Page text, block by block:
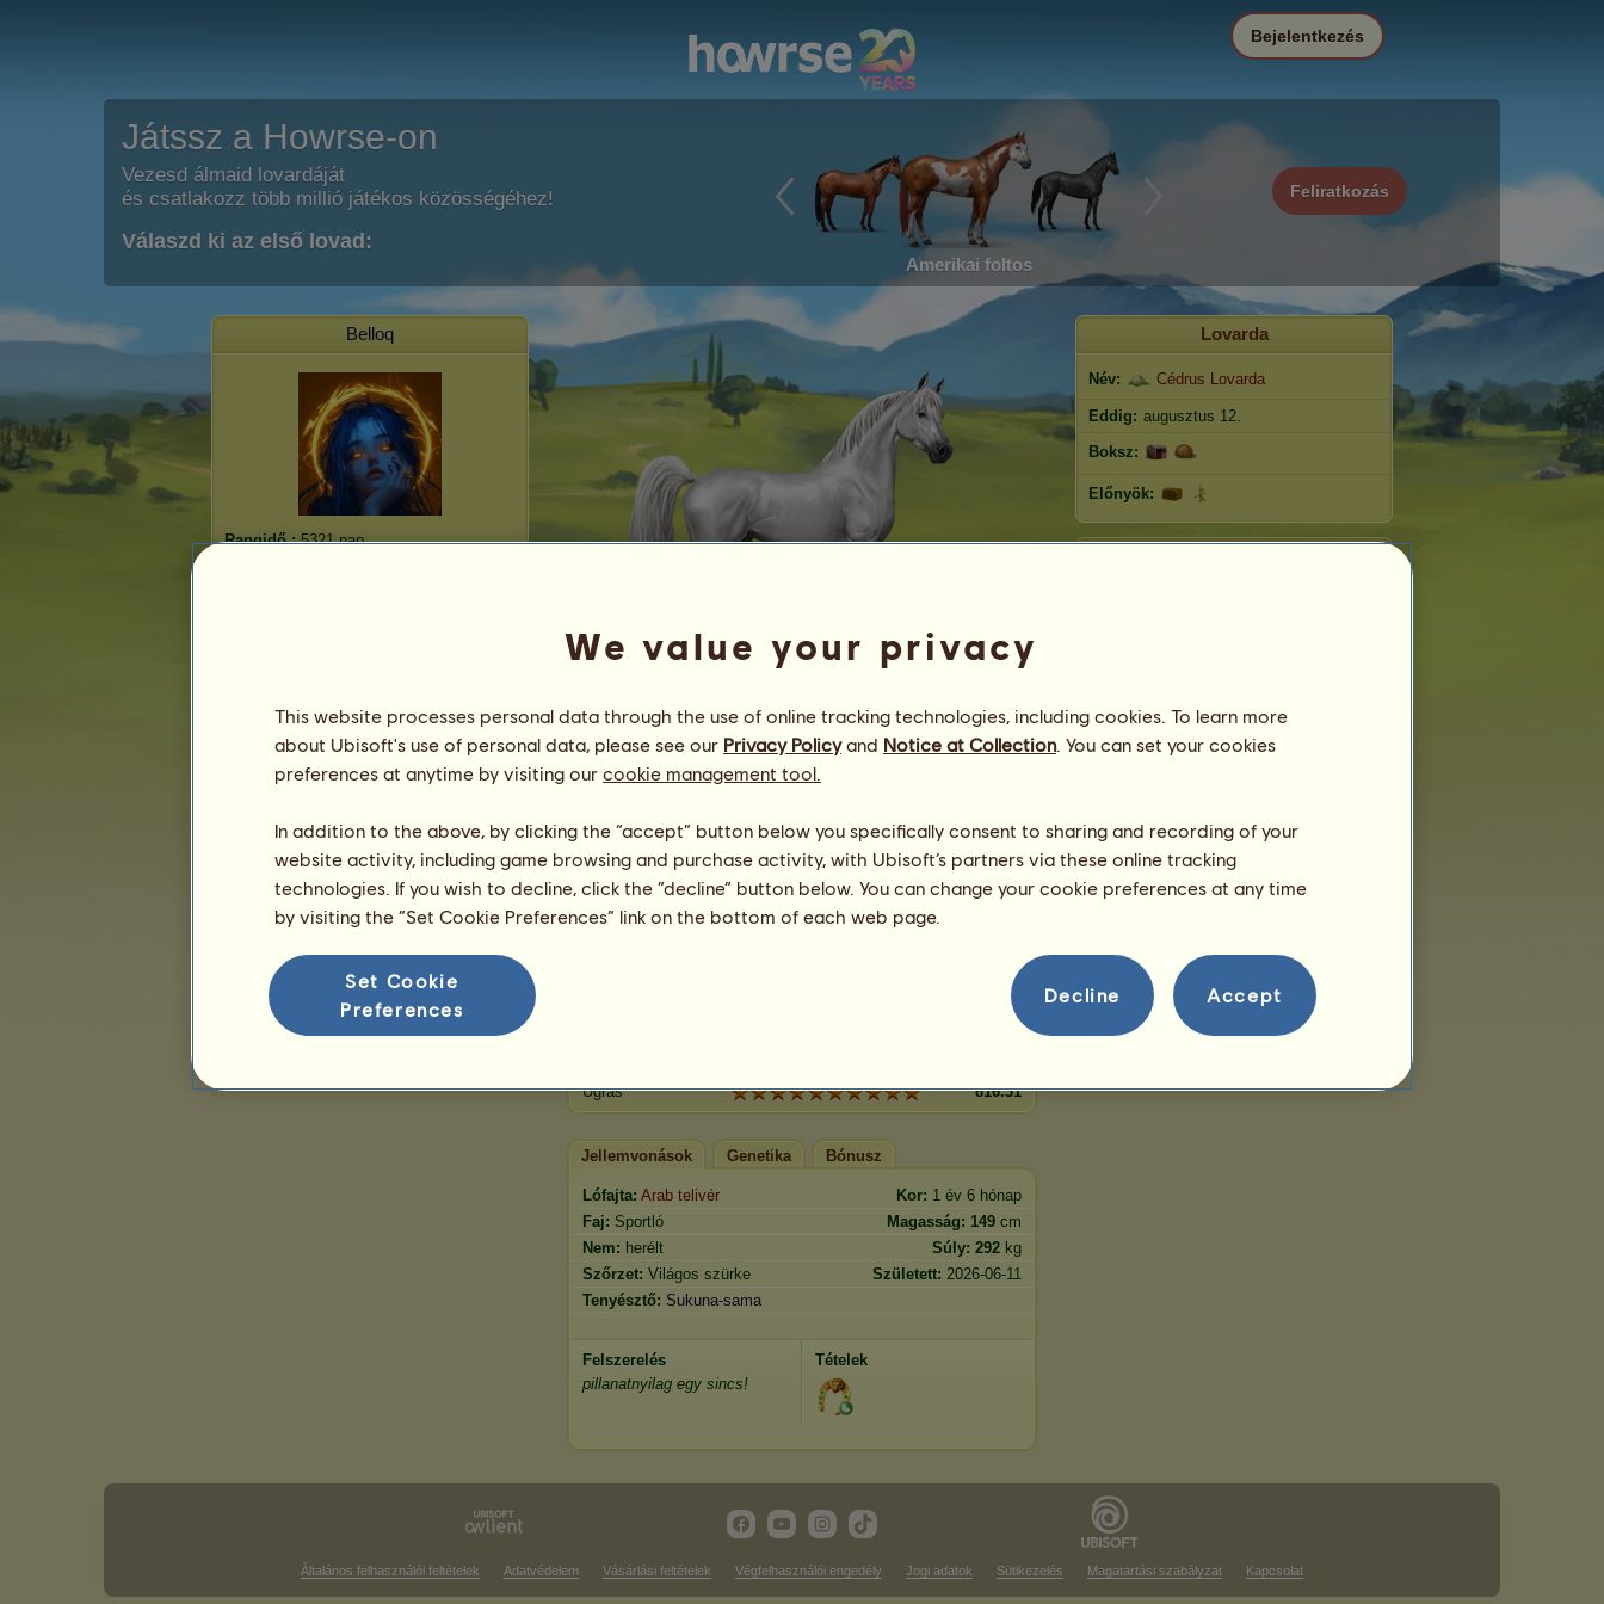
Játssz a Howrse-on
Vezesd álmaid lovardáját
és csatlakozz több millió játékos közösségéhez!
Válaszd ki az első lovad:
Amerikai foltos
Feliratkozás
Bejelentkezés
Belloq
Rangidő :5321 nap
Általános rangsor
Faj rangsorolás
«Ƥħσҿɳɨx Aɾαƀʂ»
Energia 94%
Egészség
100
1887.01
1348.16
Ugrás
816.31
Jellemvonások Genetika Bónusz
Lófajta: Arab telivér Kor: 1 év 6 hónap
Faj: Sportló Magasság: 149 cm
Nem: herélt Súly: 292 kg
Szőrzet: Világos szürke Született: 2026-06-11
Tenyésztő: Sukuna-sama
Felszerelés
pillanatnyilag egy sincs!
Tételek
Lovarda
Név: Cédrus Lovarda
Eddig: augusztus 12.
Boksz:
Előnyök:
Szaporodás
Általános felhasználói feltételek Adatvédelem Vásárlási feltételek Végfelhasználói engedély Jogi adatok Sütikezelés Magatartási szabályzat Kapcsolat
We value your privacy
This website processes personal data through the use of online tracking technologies, including cookies. To learn more
about Ubisoft's use of personal data, please see our Privacy Policyand Notice at Collection. You can set your cookies
preferences at anytime by visiting our cookie management tool.
In addition to the above, by clicking the “accept” button below you specifically consent to sharing and recording of your
website activity, including game browsing and purchase activity, with Ubisoft’s partners via these online tracking
technologies. If you wish to decline, click the “decline” button below. You can change your cookie preferences at any time
by visiting the “Set Cookie Preferences” link on the bottom of each web page.
Set Cookie
Preferences
Decline Accept